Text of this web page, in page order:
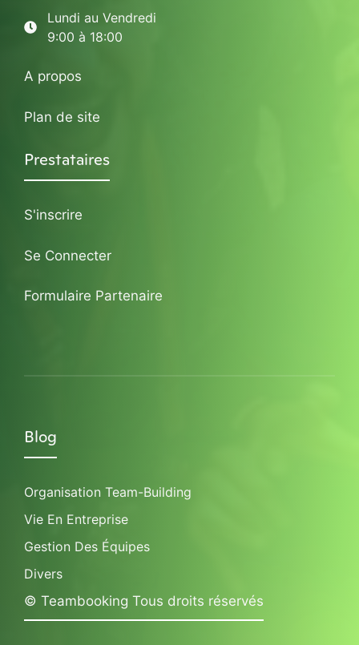
Lundi au Vendredi
9:00 à 18:00
A propos
Plan de site
Prestataires
S'inscrire
Se Connecter
Formulaire Partenaire
Blog
Organisation Team-Building
Vie En Entreprise
Gestion Des Équipes
Divers
© Teambooking Tous droits réservés